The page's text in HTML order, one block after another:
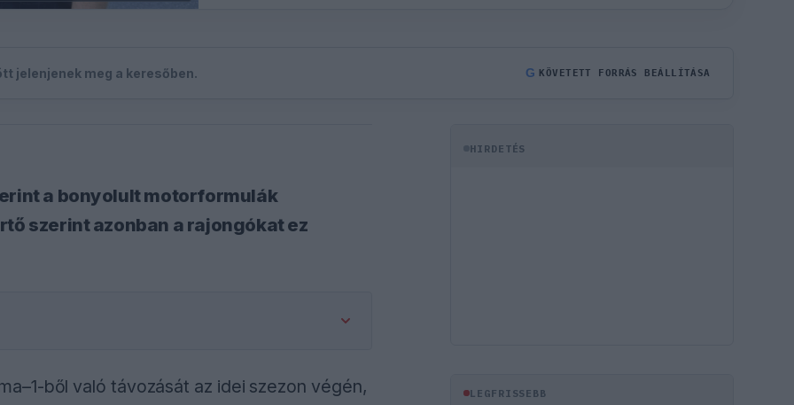
jelenjenek meg a keresőben. G KÖVETETT FORRÁS BEÁLLÍTÁSA
a bonyolult motorformulák
szerint azonban a rajongókat ez
ből való távozását az idei szezon végén,
HIRDETÉS
LEGFRISSEBB